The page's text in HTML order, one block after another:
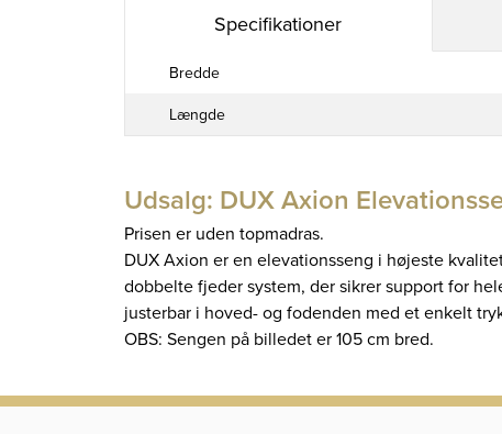
Specifikationer
Bredde
Længde
Udsalg: DUX Axion
Prisen er uden topmadras.
DUX Axion er en elevationsseng i højeste
dobbelte fjeder system, der sikrer support for
justerbar i hoved- og fodenden med et enkelt
OBS: Sengen på billedet er 105 cm bred.